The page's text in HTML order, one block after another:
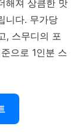
해져 상큼한 맛
니다. 무가당
, 스무디의 포
으로 1인분 스